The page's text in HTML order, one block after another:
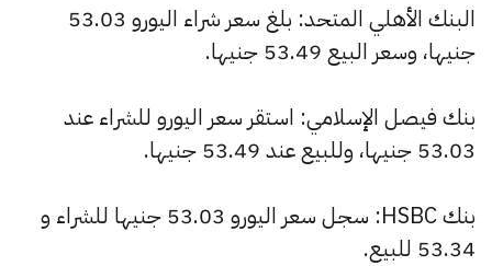
البنك الأهلي المتحد: بلغ سعر شراء اليورو 53.03
جنيها، وسعر البيع 53.49 جنيها.
بنك فيصل الإسلامي: استقر سعر اليورو للشراء عند
53.03 جنيها، وللبيع عند 53.49 جنيها.
بنك HSBC: سجل سعر اليورو 53.03 جنيها للشراء و
53.34 للبيع.